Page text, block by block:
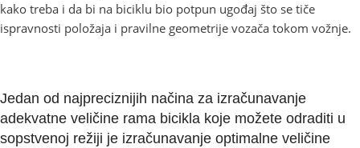
kako treba i da bi na biciklu bio potpun ugođaj što se tiče
ispravnosti položaja i pravilne geometrije vozača tokom vožnje.
Jedan od najpreciznijih načina za izračunavanje
adekvatne veličine rama bicikla koje možete odraditi u
sopstvenoj režiji je izračunavanje optimalne veličine